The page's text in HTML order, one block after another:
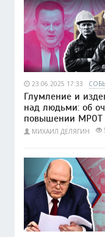
23.06.2025 17:33
Глумление и
над людьми: об
повышении МРОТ
МИХАИЛ ДЕЛЯГИН